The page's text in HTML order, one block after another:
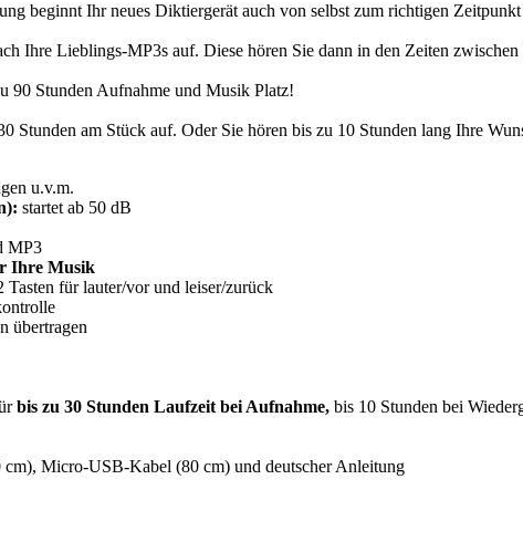
beginnt Ihr neues Diktiergerät auch von selbst zum richtigen
Ihre Lieblings-MP3s auf. Diese hören Sie dann in den Zeiten
90 Stunden Aufnahme und Musik Platz!
Stunden am Stück auf. Oder Sie hören bis zu 10 Stunden lang Ihre
u.v.m.
startet ab 50 dB
MP3
Ihre Musik
Tasten für lauter/vor und leiser/zurück
übertragen
bis zu 30 Stunden Laufzeit bei Aufnahme, bis 10 Stunden bei
Micro-USB-Kabel (80 cm) und deutscher Anleitung